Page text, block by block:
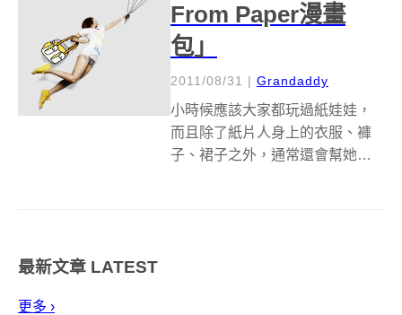
From Paper漫畫
包」
2011/08/31 | Grandaddy
小時候應該大家都玩過紙娃娃，
而且除了紙片人身上的衣服、褲
子、裙子之外，通常還會幫她們
最新文章 LATEST
更多 ›